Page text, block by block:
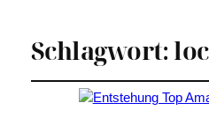
Schlagwort: